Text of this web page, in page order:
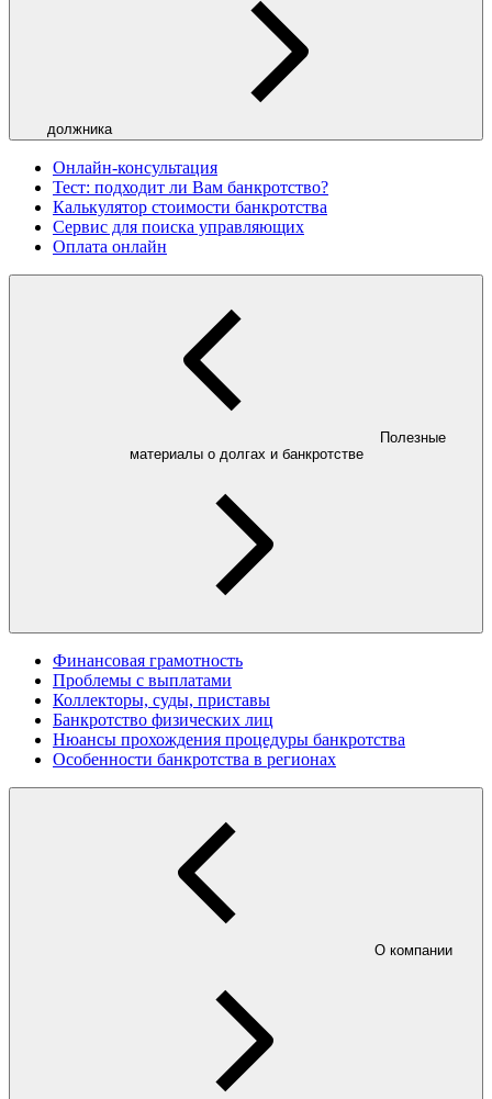
должника
Онлайн-консультация
Тест: подходит ли Вам банкротство?
Калькулятор стоимости банкротства
Сервис для поиска управляющих
Оплата онлайн
Полезные
материалы о долгах и банкротстве
Финансовая грамотность
Проблемы с выплатами
Коллекторы, суды, приставы
Банкротство физических лиц
Нюансы прохождения процедуры банкротства
Особенности банкротства в регионах
О компании